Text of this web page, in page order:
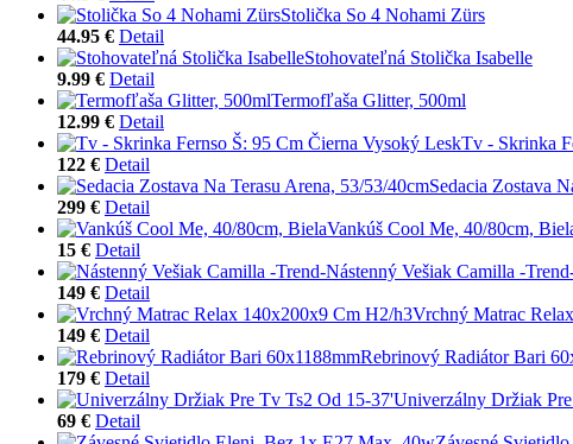
Stolička So 4 Nohami Zürs
44.95 € Detail
Stohovateľná Stolička Isabelle
9.99 € Detail
Termofľaša Glitter, 500ml
12.99 € Detail
Tv - Skrinka
122 € Detail
Sedacia Zostava
299 € Detail
Vankúš Cool Me, 40/80cm,
15 € Detail
Nástenný Vešiak Camilla -
149 € Detail
Vrchný Matrac
149 € Detail
Rebrinový Radiátor Bari
179 € Detail
Univerzálny Držiak
69 € Detail